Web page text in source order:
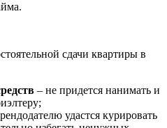
сдачи квартиры в
– не придется нанимать и
удастся курировать